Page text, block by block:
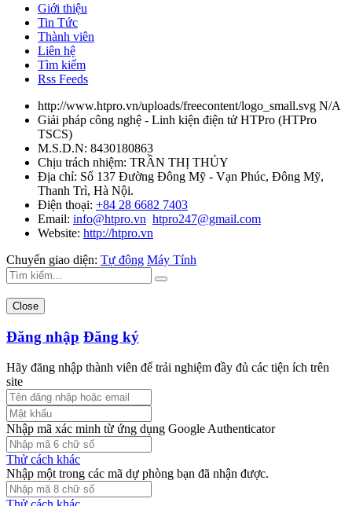
Giới thiệu
Tin Tức
Thành viên
Liên hệ
Tìm kiếm
Rss Feeds
http://www.htpro.vn/uploads/freecontent/logo_small.svg N/A
Giải pháp công nghệ - Linh kiện điện tử HTPro (HTPro
TSCS)
M.S.D.N: 8430180863
Chịu trách nhiệm: TRẦN THỊ THỦY
Địa chỉ: Số 137 Đường Đông Mỹ - Vạn Phúc, Đông Mỹ,
Thanh Trì, Hà Nội.
Điện thoại: +84 28 6682 7403
Email: info@htpro.vn htpro247@gmail.com
Website: http://htpro.vn
Chuyển giao diện: Tự động Máy Tính
Close
Đăng nhập Đăng ký
Hãy đăng nhập thành viên để trải nghiệm đầy đủ các tiện ích trên
site
Nhập mã xác minh từ ứng dụng Google Authenticator
Thử cách khác
Nhập một trong các mã dự phòng bạn đã nhận được.